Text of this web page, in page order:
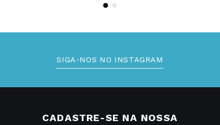
SIGA-NOS NO INSTAGRAM
CADASTRE-SE NA NOSSA